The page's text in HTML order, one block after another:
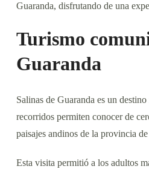
Guaranda, disfrutando de una
Turismo
Guaranda
Salinas de Guaranda es un
recorridos permiten conocer de
paisajes andinos de la provincia
Esta visita permitió a los adultos